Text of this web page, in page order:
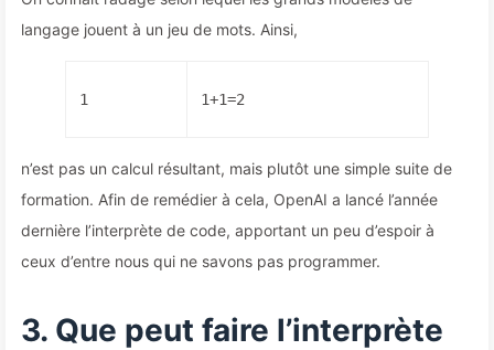
langage jouent à un jeu de mots. Ainsi,
1 1+1=2
n’est pas un calcul résultant, mais plutôt une simple suite de
formation. Afin de remédier à cela, OpenAI a lancé l’année
dernière l’interprète de code, apportant un peu d’espoir à
ceux d’entre nous qui ne savons pas programmer.
3. Que peut faire l’interprète